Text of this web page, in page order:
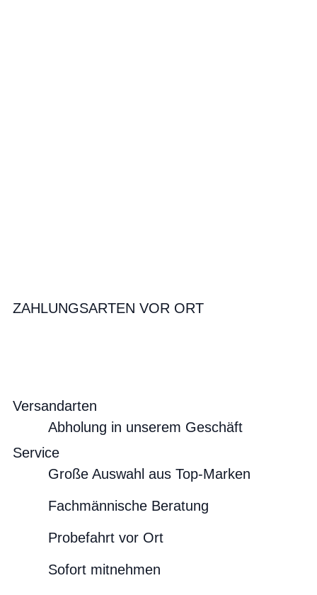
ZAHLUNGSARTEN VOR ORT
Versandarten
Abholung in unserem Geschäft
Service
Große Auswahl aus Top-Marken
Fachmännische Beratung
Probefahrt vor Ort
Sofort mitnehmen